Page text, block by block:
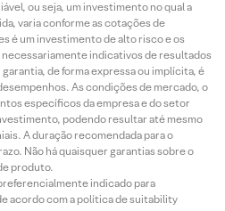
ou seja, um investimento no qual a
varia conforme as cotações de
é um investimento de alto risco e os
indicativos de resultados
de forma expressa ou implícita, é
As condições de mercado, o
específicos da empresa e do setor
podendo resultar até mesmo
A duração recomendada para o
Não há quaisquer garantias sobre o
produto.
indicado para
acordo com a política de suitability